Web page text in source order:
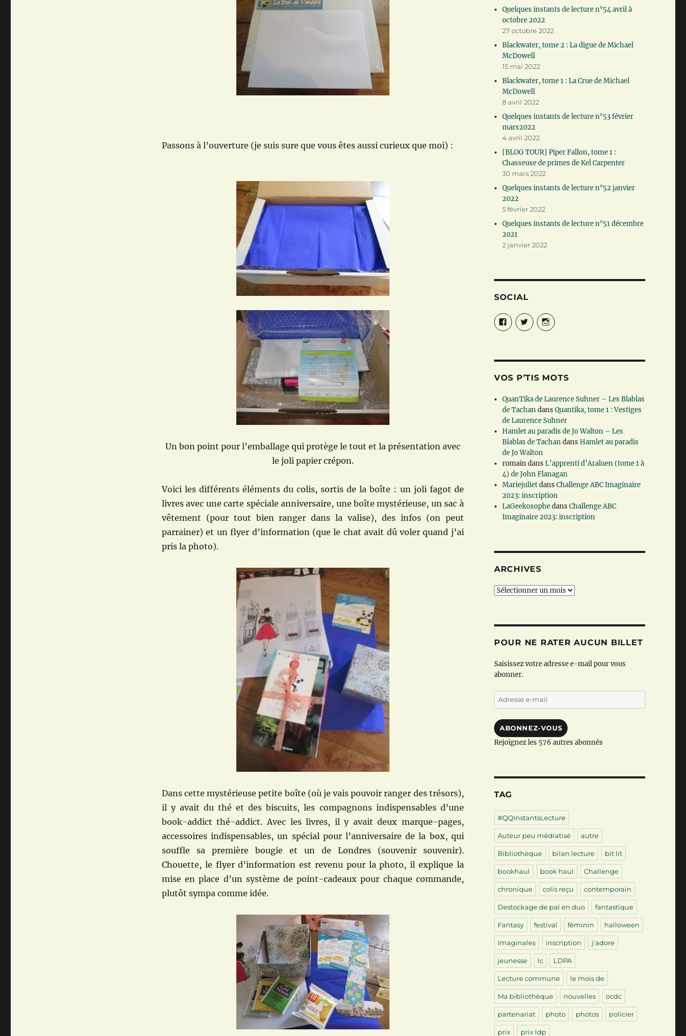
Passons à l’ouverture (je suis sure que vous êtes aussi curieux que moi) :
Un bon point pour l’emballage qui protège le tout et la présentation avec
le joli papier crépon.
Voici les différents éléments du colis, sortis de la boîte : un joli fagot de
livres avec une carte spéciale anniversaire, une boîte mystérieuse, un sac à
vêtement (pour tout bien ranger dans la valise), des infos (on peut
parrainer) et un flyer d’information (que le chat avait dû voler quand j’ai
pris la photo).
Dans cette mystérieuse petite boîte (où je vais pouvoir ranger des trésors),
il y avait du thé et des biscuits, les compagnons indispensables d’une
book-addict thé-addict. Avec les livres, il y avait deux marque-pages,
accessoires indispensables, un spécial pour l’anniversaire de la box, qui
souffle sa première bougie et un de Londres (souvenir souvenir).
Chouette, le flyer d’information est revenu pour la photo, il explique la
mise en place d’un système de point-cadeaux pour chaque commande,
plutôt sympa comme idée.
Quelques instants de lecture n°54 avril à
octobre 2022
27 octobre 2022
Blackwater, tome 2 : La digue de Michael
McDowell
15 mai 2022
Blackwater, tome 1 : La Crue de Michael
McDowell
8 avril 2022
Quelques instants de lecture n°53 février
mars2022
4 avril 2022
[BLOG TOUR] Piper Fallon, tome 1 :
Chasseuse de primes de Kel Carpenter
30 mars 2022
Quelques instants de lecture n°52 janvier
2022
5 février 2022
Quelques instants de lecture n°51 décembre
2021
2 janvier 2022
SOCIAL
FacebookTwitterInstagram
VOS P’TIS MOTS
QuanTika de Laurence Suhner – Les Blablas
de TachandansQuantika, tome 1 : Vestiges
de Laurence Suhner
Hamlet au paradis de Jo Walton – Les
Blablas de TachandansHamlet au paradis
de Jo Walton
romaindansL’apprenti d’Araluen (tome 1 à
4) de John Flanagan
MariejulietdansChallenge ABC Imaginaire
2023: inscription
LaGeekosophedansChallenge ABC
Imaginaire 2023: inscription
ARCHIVES
Archives
POUR NE RATER AUCUN BILLET
Saisissez votre adresse e-mail pour vous
abonner.
Adresse
e-
ABONNEZ-VOUS
Rejoignez les 576 autres abonnés
TAG
#QQInstantsLecture
Auteur peu médiatisé autre
Bibliothèque bilan lecture bit lit
bookhaul book haul Challenge
chronique colis reçu contemporain
Destockage de pal en duo fantastique
Fantasy festival féminin halloween
Imaginales inscription j'adore
jeunesse lc LDPA
Lecture commune le mois de
Ma bibliothèque nouvelles ocdc
partenariat photo photos policier
prix prix ldp